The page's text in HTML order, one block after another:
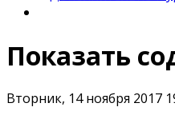
Показать
Вторник, 14 ноября 2017